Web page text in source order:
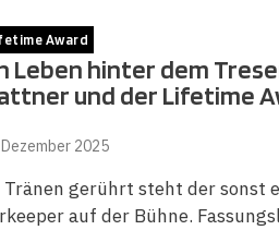
Award
Leben hinter dem
und der Lifetime
2025
Tränen gerührt steht der sonst
auf der Bühne.